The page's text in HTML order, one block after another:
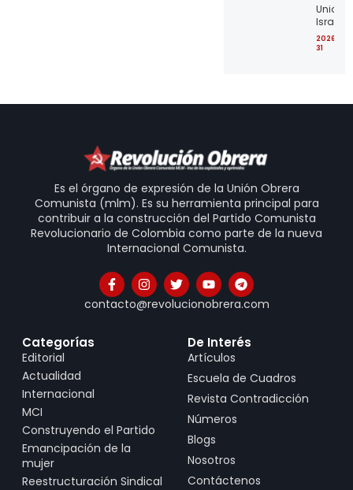
Unidos
Israel
2026-
31
Es el órgano de expresión de la Unión Obrera
Comunista (mlm). Es su herramienta principal para
contribuir a la construcción del Partido Comunista
Revolucionario de Colombia como parte de la nueva
Internacional Comunista.
contacto@revolucionobrera.com
Categorías
Editorial
Actualidad
Internacional
MCI
Construyendo el Partido
Emancipación de la
mujer
Reestructuración Sindical
De Interés
Artículos
Escuela de Cuadros
Revista Contradicción
Números
Blogs
Nosotros
Contáctenos